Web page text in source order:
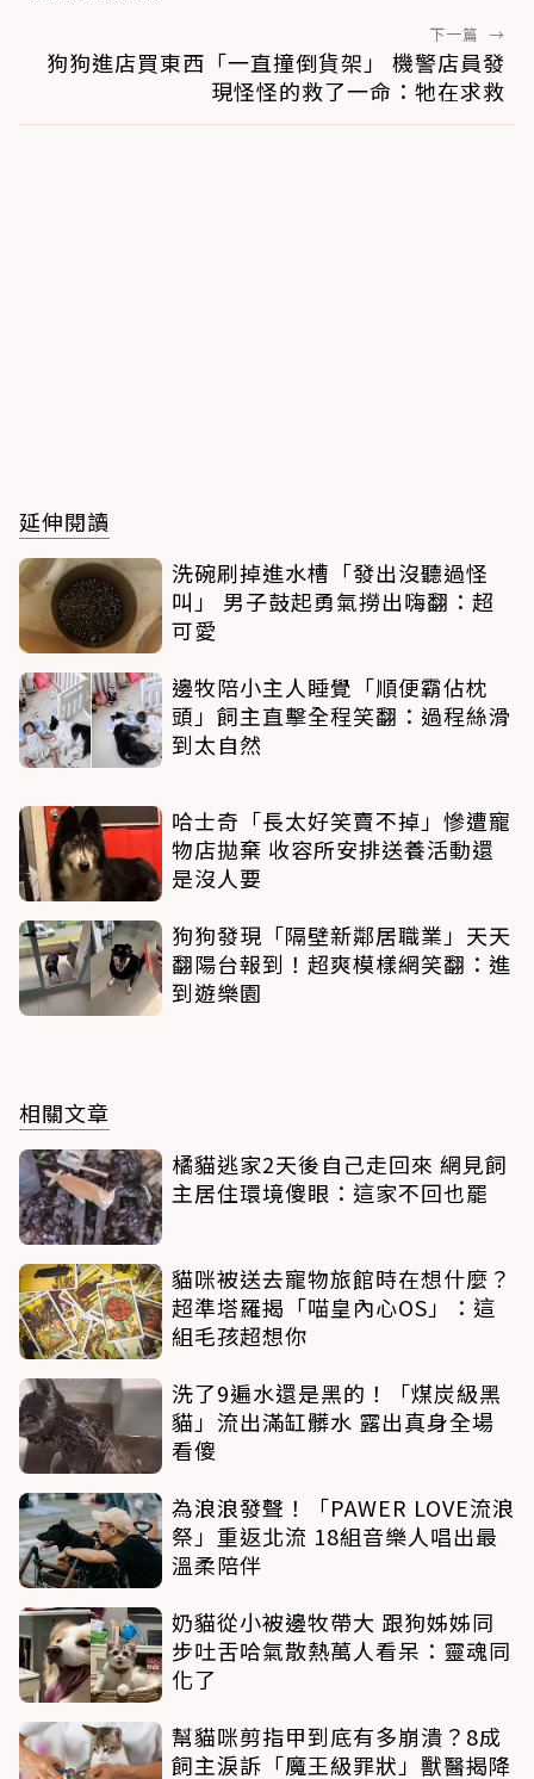
下一篇 →
狗狗進店買東西「一直撞倒貨架」 機警店員發
現怪怪的救了一命：牠在求救
延伸閱讀
洗碗刷掉進水槽「發出沒聽過怪
叫」 男子鼓起勇氣撈出嗨翻：超
可愛
邊牧陪小主人睡覺「順便霸佔枕
頭」飼主直擊全程笑翻：過程絲滑
到太自然
哈士奇「長太好笑賣不掉」慘遭寵
物店拋棄 收容所安排送養活動還
是沒人要
狗狗發現「隔壁新鄰居職業」天天
翻陽台報到！超爽模樣網笑翻：進
到遊樂園
相關文章
橘貓逃家2天後自己走回來 網見飼
主居住環境傻眼：這家不回也罷
貓咪被送去寵物旅館時在想什麼？
超準塔羅揭「喵皇內心OS」：這
組毛孩超想你
洗了9遍水還是黑的！「煤炭級黑
貓」流出滿缸髒水 露出真身全場
看傻
為浪浪發聲！「PAWER LOVE流浪
祭」重返北流 18組音樂人唱出最
溫柔陪伴
奶貓從小被邊牧帶大 跟狗姊姊同
步吐舌哈氣散熱萬人看呆：靈魂同
化了
幫貓咪剪指甲到底有多崩潰？8成
飼主淚訴「魔王級罪狀」獸醫揭降